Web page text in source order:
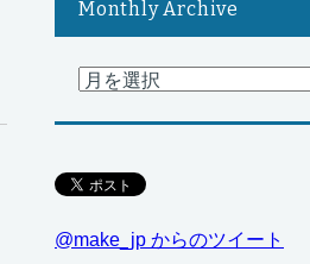
Monthly Archive
@make_jp からのツイート